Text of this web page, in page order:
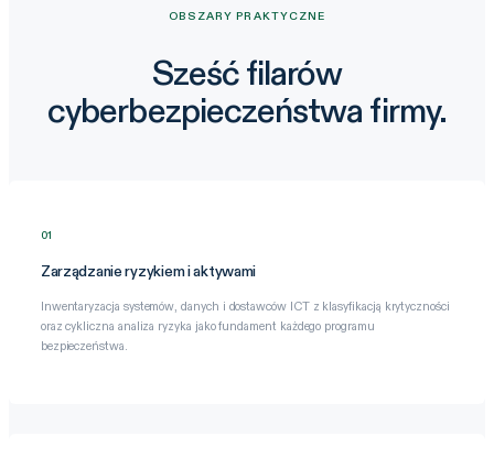
OBSZARY PRAKTYCZNE
Sześć filarów
cyberbezpieczeństwa firmy.
01
Zarządzanie ryzykiem i aktywami
Inwentaryzacja systemów, danych i dostawców ICT z klasyfikacją krytyczności
oraz cykliczna analiza ryzyka jako fundament każdego programu
bezpieczeństwa.